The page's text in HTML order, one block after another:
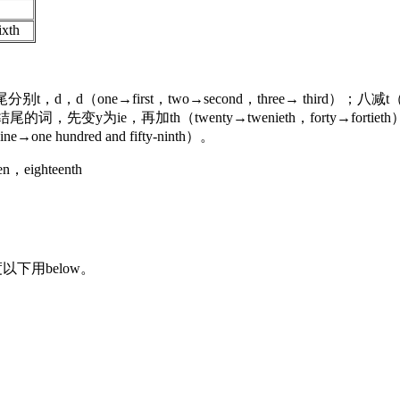
别t，d，d（one→first，two→second，three→ third）；八减t
的词，先变y为ie，再加th（twenty→twenieth，forty→fortieth
hundred and fifty-ninth）。
，eighteenth
下用below。